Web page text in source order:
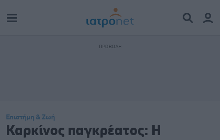
Επιστήμη & Ζωή
Καρκίνος παγκρέατος: Η